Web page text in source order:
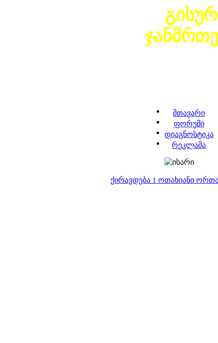
მთავარი
ფორუმი
დიაგნოსტიკა
რეკლამა
ქირავდება 1 ოთახიანი